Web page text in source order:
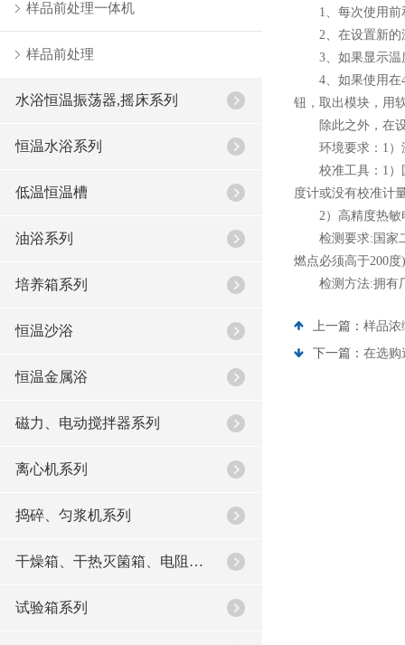
样品前处理一体机
样品前处理
水浴恒温振荡器,摇床系列
恒温水浴系列
低温恒温槽
油浴系列
培养箱系列
恒温沙浴
恒温金属浴
磁力、电动搅拌器系列
离心机系列
捣碎、匀浆机系列
干燥箱、干热灭箘箱、电阻炉系列
试验箱系列
1、每次使用前和
2、在设置新的温
3、如果显示温度
4、如果使用在4℃
钮，取出模块，用
除此之外，在设
环境要求：1）温
校准工具：1）国
度计或没有校准计
2）高精度热敏电
检测要求:国家二
燃点必须高于200
检测方法:拥有厂
上一篇： 样品浓
下一篇： 在选购